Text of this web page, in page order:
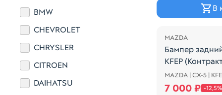
BMW
CHEVROLET
CHRYSLER
CITROEN
DAIHATSU
В
Распродажа
MAZDA
Бампер
KFEP
Бампер
MAZDA | CX-5 |
7 000 ₽ -12,5%